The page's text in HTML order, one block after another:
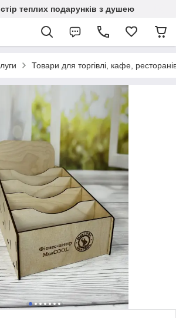
теплих подарунків з душею
Товари для торгівлі, кафе,